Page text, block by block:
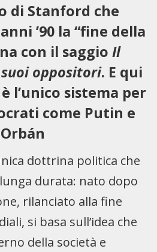
di Stanford che
’90 la “fine della
con il saggio Il
oppositori. E qui
l’unico sistema per
come Putin e
Orbán
dottrina politica che
durata: nato dopo
rilanciato alla fine
si basa sull’idea che
della società e